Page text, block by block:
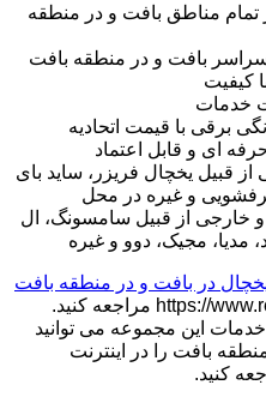
مناطق بافت و در منطقه
سراسر بافت و در منطقه بافت
کیفیت
خدمات
برقی با قیمت اتحادیه
ای و قابل اعتماد
از قبیل یخچال فریزر، ساید بای
و غیره در محل
خارجی از قبیل سامسونگ، ال
مدیا، مجیک، دوو و غیره
یخچال در بافت و در منطقه بافت
می توانید به وب سایت https://www.repfridge.ir مراجعه کنید.
خدمات این مجموعه می توانید
بافت را در اینترنت
کنید.